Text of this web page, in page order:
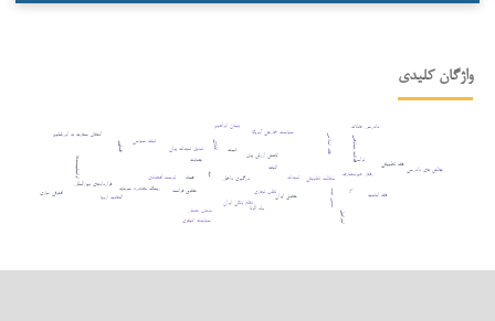
واژگان کلیدی
ثبات سیاسی
توسعه اقتصادی فساد
درگیری داخلی
ریسک مصادره سرمایه
ثبوت
اثبات
تعهدات
حقوق ایران
حقوق فرانسه
مطالعه تطبیقی
رفتار غیرمتعارف
تقلب تجاری
قراردادهای بین‌المللی
حسن نیت اتحادیه اروپا
کاهش ارزش پول
نظام بانکی ایران
فقه اسلامی
ربا
تعدیل تعهدات پولی عدالت معاوضی
دیه
قصاص
ولد الزنا
فقه امامیه
مذهب حنفی
جنایت
فقه تطبیقی اوانجلیست‌ها
سیاست خارجی آمریکا
ترامپ
اسرائیل
انتقال سفارت به اورشلیم
پیمان ابراهیم
افترقی سازی
دادرسی عادلانه
چالش های دادرسی
سیاست کیفری
اتانازی